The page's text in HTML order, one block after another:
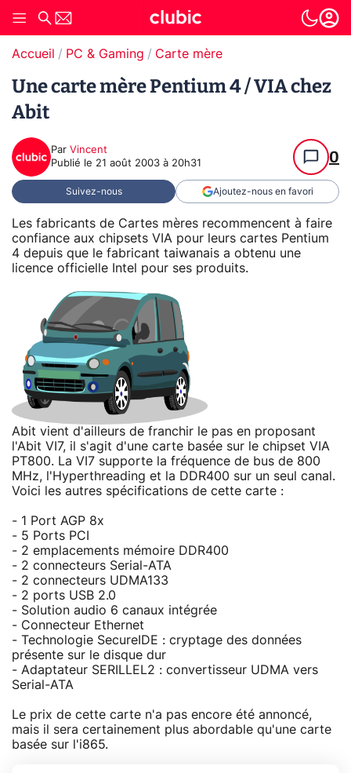
Accueil PC & Gaming Carte mère
Une carte mère Pentium 4 / VIA chez
Abit
Par Vincent
Publié le 21 août 2003 à 20h31 0
Suivez-nous Ajoutez-nous en favori
Les fabricants de Cartes mères recommencent à faire
confiance aux chipsets VIA pour leurs cartes Pentium
4 depuis que le fabricant taiwanais a obtenu une
licence officielle Intel pour ses produits.
Abit vient d'ailleurs de franchir le pas en proposant
l'Abit VI7, il s'agit d'une carte basée sur le chipset VIA
PT800. La VI7 supporte la fréquence de bus de 800
MHz, l'Hyperthreading et la DDR400 sur un seul canal.
Voici les autres spécifications de cette carte :
- 1 Port AGP 8x
- 5 Ports PCI
- 2 emplacements mémoire DDR400
- 2 connecteurs Serial-ATA
- 2 connecteurs UDMA133
- 2 ports USB 2.0
- Solution audio 6 canaux intégrée
- Connecteur Ethernet
- Technologie SecureIDE : cryptage des données
présente sur le disque dur
- Adaptateur SERILLEL2 : convertisseur UDMA vers
Serial-ATA
Le prix de cette carte n'a pas encore été annoncé,
mais il sera certainement plus abordable qu'une carte
basée sur l'i865.